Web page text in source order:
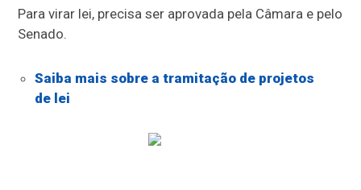
Para virar lei, precisa ser aprovada pela Câmara e pelo
Senado.
Saiba mais sobre a tramitação de projetos
de lei